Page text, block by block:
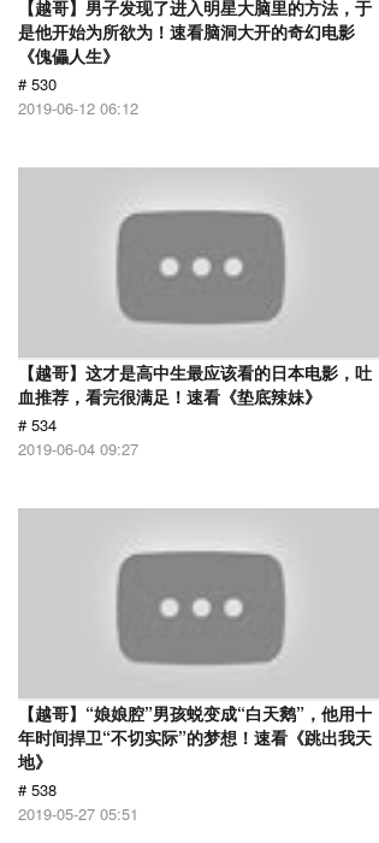
【越哥】男子发现了进入明星大脑里的方法，于
是他开始为所欲为！速看脑洞大开的奇幻电影
《傀儡人生》
# 530
2019-06-12 06:12
【越哥】这才是高中生最应该看的日本电影，吐
血推荐，看完很满足！速看《垫底辣妹》
# 534
2019-06-04 09:27
【越哥】“娘娘腔”男孩蜕变成“白天鹅”，他用十
年时间捍卫“不切实际”的梦想！速看《跳出我天
地》
# 538
2019-05-27 05:51